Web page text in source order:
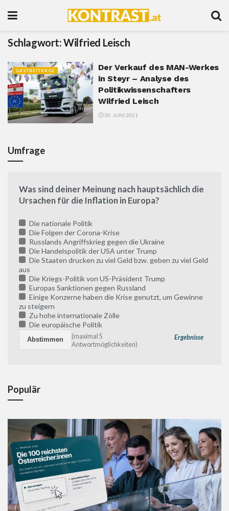
Schlagwort:Wilfried Leisch
GASTBEITRÄGE
Der Verkauf des MAN-Werkes
in Steyr – Analyse des
Politikwissenschafters
Wilfried Leisch
30. JUNI 2021
Umfrage
Was sind deiner Meinung nach hauptsächlich die
Ursachen für die Inflation in Europa?
Die nationale Politik
Die Folgen der Corona-Krise
Russlands Angriffskrieg gegen die Ukraine
Die Handelspolitik der USA unter Trump
Die Staaten drucken zu viel Geld bzw. geben zu viel Geld
aus
Die Kriegs-Politik von US-Präsident Trump
Europas Sanktionen gegen Russland
Einige Konzerne haben die Krise genutzt, um Gewinne
zu steigern
Zu hohe internationale Zölle
Die europäische Politik
Ergebnisse
(maximal 5
Antwortmöglichkeiten)
Populär